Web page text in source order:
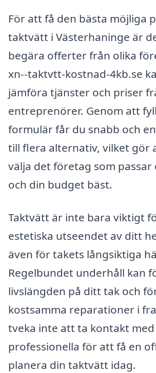
För att få den bästa möjliga
taktvätt i Västerhaninge är
begära offerter från olika
xn--taktvtt-kostnad-4kb.se
jämföra tjänster och priser
entreprenörer. Genom att
formulär får du snabb och
till flera alternativ, vilket gör
välja det företag som passar
och din budget bäst.
Taktvätt är inte bara viktigt
estetiska utseendet av ditt
även för takets långsiktiga
Regelbundet underhåll kan
livslängden på ditt tak och
kostsamma reparationer i
tveka inte att ta kontakt med
professionella för att få en
planera din taktvätt idag.